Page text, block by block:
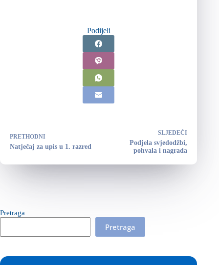
Podijeli
PRETHODNI
Natječaj za upis u 1. razred
SLJEDEĆI
Podjela svjedodžbi,
pohvala i nagrada
Pretraga
Pretraga